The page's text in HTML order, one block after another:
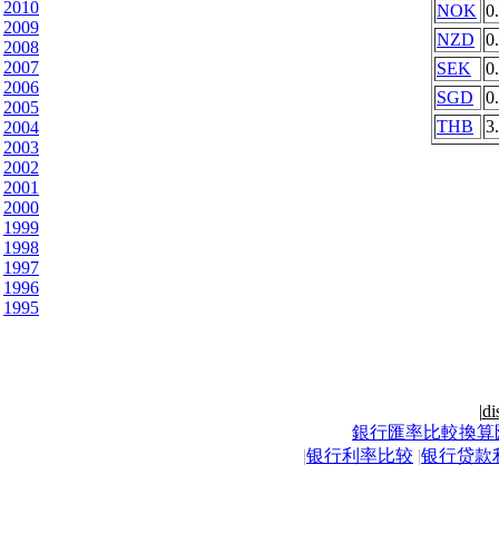
2010
2009
2008
2007
2006
2005
2004
2003
2002
2001
2000
1999
1998
1997
1996
1995
NOK
NZD
SEK
SGD
THB
|
銀行匯率比較換算
|银行利率比较 |银行贷款